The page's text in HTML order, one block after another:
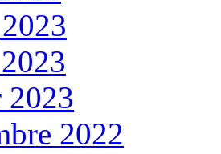
2023
2022